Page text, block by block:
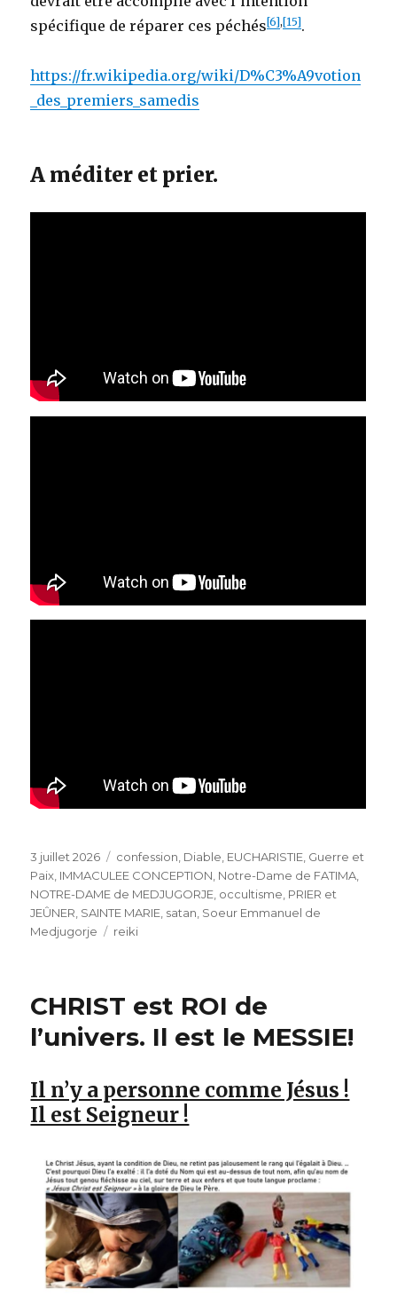
spécifique de réparer ces péchés[6],[15].
https://fr.wikipedia.org/wiki/D%C3%A9votion
_des_premiers_samedis
A méditer et prier.
Publié
le
3 juillet 2026 Catégories
confession Diable EUCHARISTIE Guerre et
Paix IMMACULEE CONCEPTION Notre-Dame de FATIMA
NOTRE-DAME de MEDJUGORJE occultisme PRIER et
JEÛNER SAINTE MARIE satan Soeur Emmanuel de
Medjugorje
Étiquettes
reiki
CHRIST est ROI de
l’univers. Il est le MESSIE!
Il n’y a personne comme Jésus !
Il est Seigneur !